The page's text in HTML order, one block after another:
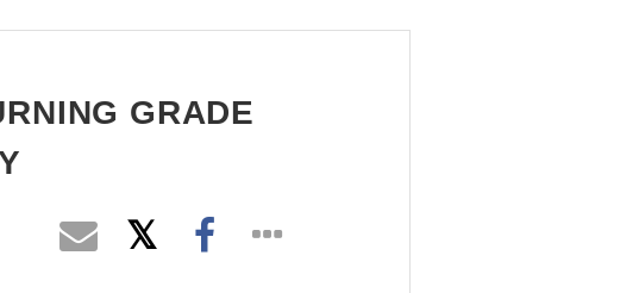
GRADE